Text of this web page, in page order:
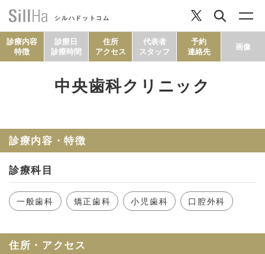
シルハドットコム
セルフチェック
診療内容
特徴
診療日
診療時間
住所
アクセス
代表者
スタッフ
予約
連絡先
画像
中央歯科クリニック
診療内容・特徴
診療科目
一般歯科 矯正歯科 小児歯科 口腔外科
住所・アクセス